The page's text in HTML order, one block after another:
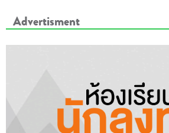
Advertisment